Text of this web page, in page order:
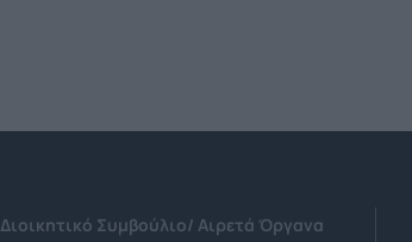
Διοικητικό Συμβούλιο/ Αιρετά Όργανα